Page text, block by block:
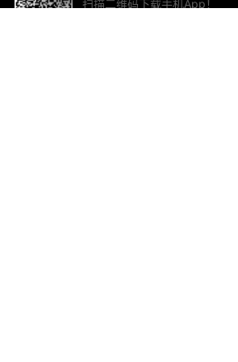
扫描二维码下载手机App！